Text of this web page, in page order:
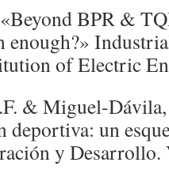
BPR &
enough?»
of Electric
& Miguel-
deportiva: un
y